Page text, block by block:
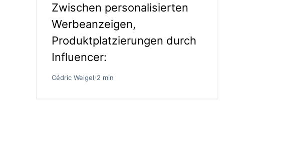
Zwischen personalisierten
Werbeanzeigen,
Produktplatzierungen durch
Influencer:
Cédric Weigel/2 min